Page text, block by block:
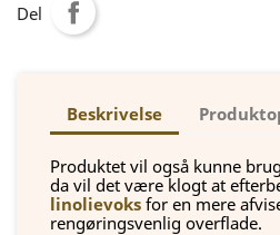
Del
Beskrivelse
Produktet vil også kunne
da vil det være klogt at
linolievoks for en mere
rengøringsvenlig overflade.